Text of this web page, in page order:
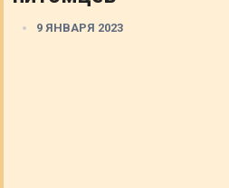
9 ЯНВАРЯ 2023